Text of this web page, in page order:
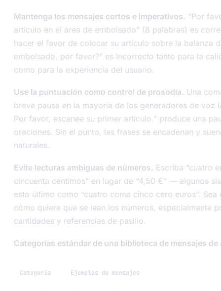
Mantenga los mensajes cortos e imperativos. “Por
artículo en el área de embolsado” (8 palabras) es
hacer el favor de colocar su artículo sobre la balanza
embolsado, por favor?” es incorrecto tanto para la
como para la experiencia del usuario.
Use la puntuación como control de prosodia. Una
breve pausa en la mayoría de los generadores de voz
Por favor, escanee su primer artículo.” produce una
oraciones. Sin el punto, las frases se encadenan y
naturales.
Evite lecturas ambiguas de números. Escriba “cuatro
cincuenta céntimos” en lugar de “4,50 €” — algunos
esto último como “cuatro coma cinco cero euros”.
cómo quiere que se lean los números, especialmente
cantidades y referencias de pasillo.
Categorías estándar de una biblioteca de mensajes
Categoría Ejemplos de mensajes